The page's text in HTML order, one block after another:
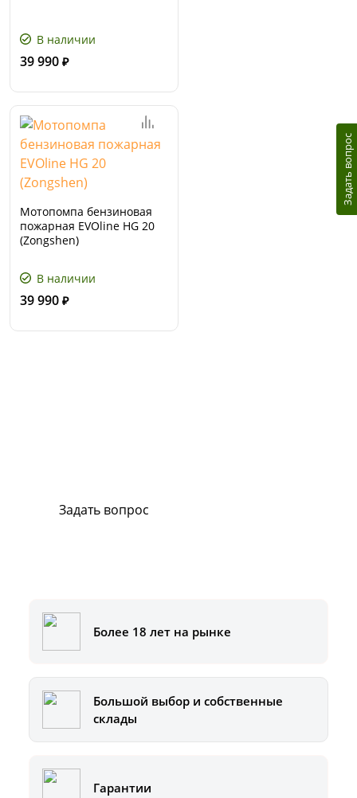
В наличии
39 990 ₽
Мотопомпа бензиновая
пожарная EVOline HG 20
(Zongshen)
В наличии
39 990 ₽
Задать вопрос
Более 18 лет на рынке
Большой выбор и собственные
склады
Гарантии
Задать вопрос